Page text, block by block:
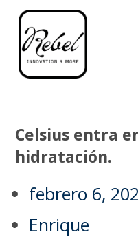
Celsius entra
hidratación.
febrero 6,
Enrique